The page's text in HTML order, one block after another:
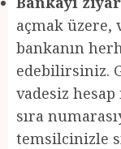
açmak
bankanın
edebilirsiniz.
vadesiz
sıra
temsilcinizle